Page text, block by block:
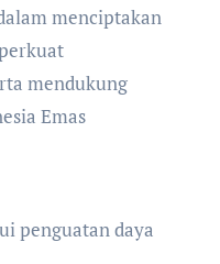
menciptakan
mendukung
Emas
penguatan daya